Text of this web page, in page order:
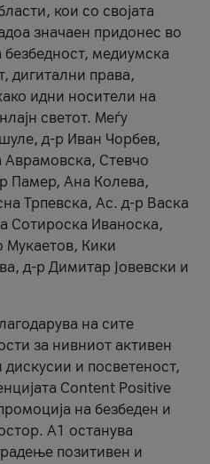
кои со својата
значаен придонес во
безбедност, медиумска
дигитални права,
идни носители на
светот. Меѓу
д-р Иван Чорбев,
Аврамовска, Стевчо
Памер, Ана Колева,
Трпевска, Ас. д-р Васка
Сотироска Иваноска,
Мукаетов, Кики
д-р Димитар Јовевски и
на сите
за нивниот активен
и посветеност,
Content Positive
на безбеден и
А1 останува
позитивен и